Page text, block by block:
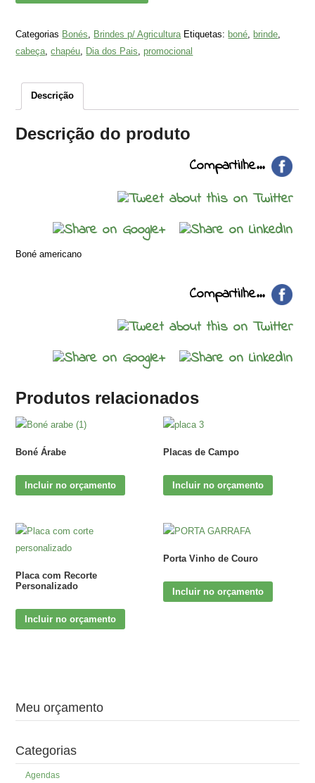
Categorias Bonés Brindes p/ Agricultura Etiquetas: boné brinde
cabeça ,chapéu Dia dos Pais ,promocional
Descrição
Descrição do produto
Compartilhe...
Boné americano
Compartilhe...
Produtos relacionados
Boné Árabe
Incluir no orçamento
Placas de Campo
Incluir no orçamento
Placa com Recorte
Personalizado
Incluir no orçamento
Porta Vinho de Couro
Incluir no orçamento
Meu orçamento
Categorias
Agendas